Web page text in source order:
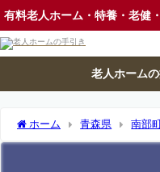
有料老人ホーム・特養・老健
老人ホーム
ホーム 青森県 南部